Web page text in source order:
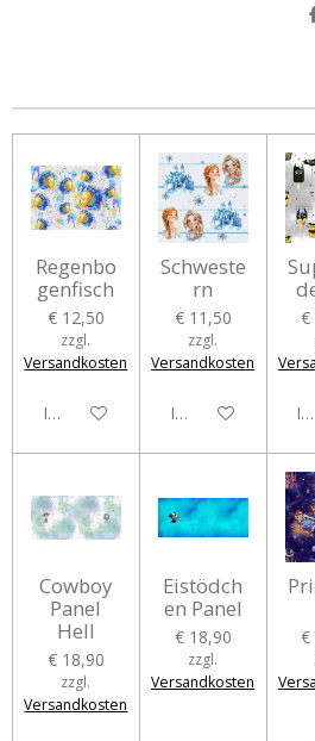
Regenbo
genfisch
€ 12,50
zzgl.
Versandkosten
In den Warenkorb
Schweste
rn
€ 11,50
zzgl.
Versandkosten
In den Warenkorb
€
In
Cowboy
Panel
Hell
€ 18,90
zzgl.
Versandkosten
Eistödch
en Panel
€ 18,90
zzgl.
Versandkosten
€